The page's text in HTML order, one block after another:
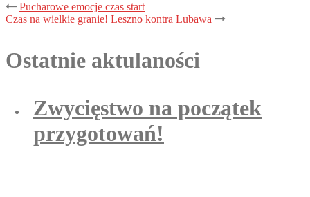
Pucharowe emocje czas start
Czas na wielkie granie! Leszno kontra Lubawa
Ostatnie aktulaności
Zwycięstwo na początek
przygotowań!